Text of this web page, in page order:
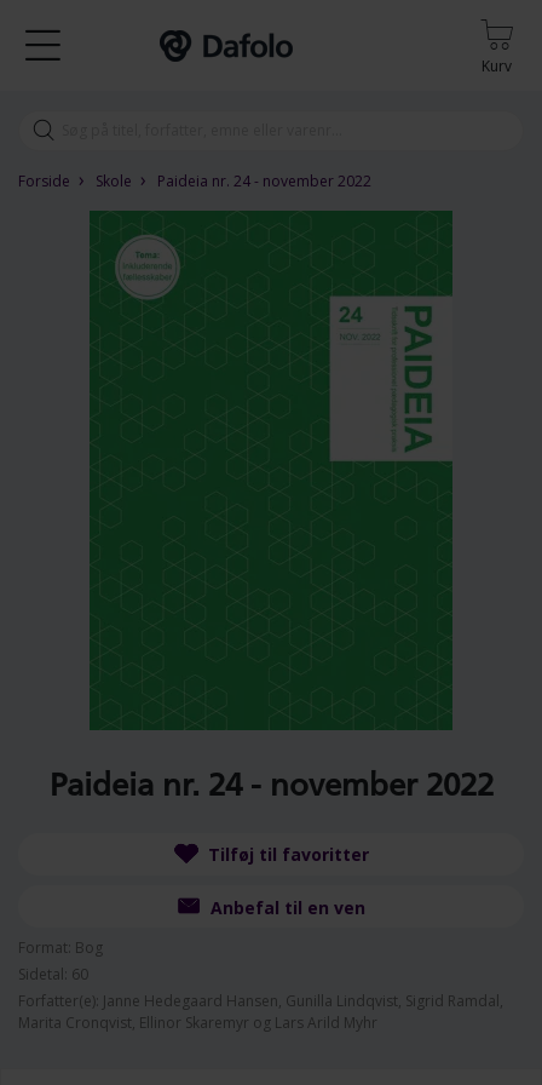
Kurv
Forside › Skole › Paideia nr. 24 - november 2022
Paideia nr. 24 - november 2022
Tilføj til favoritter
Anbefal til en ven
Format: Bog
Sidetal: 60
Forfatter(e): Janne Hedegaard Hansen, Gunilla Lindqvist, Sigrid Ramdal,
Marita Cronqvist, Ellinor Skaremyr og Lars Arild Myhr